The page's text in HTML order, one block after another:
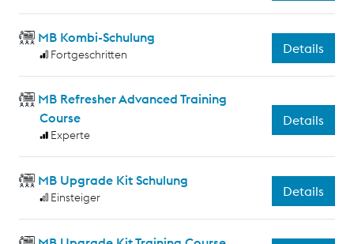
MB Kombi-Schulung
Fortgeschritten Details
MB Refresher Advanced Training
Course
Experte
Details
MB Upgrade Kit Schulung
Einsteiger Details